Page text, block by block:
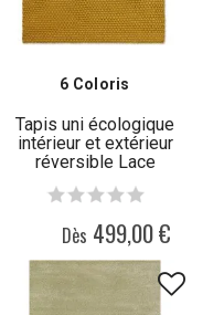
6 Coloris
Tapis uni écologique
intérieur et extérieur
réversible Lace
Dès 499,00 €